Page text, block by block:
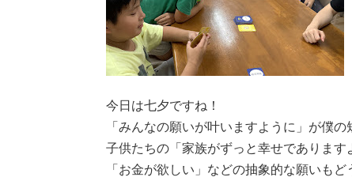
今日は七夕ですね！
「みんなの願いが叶いますように」が僕の
子供たちの「家族がずっと幸せであります
「お金が欲しい」などの抽象的な願いもど